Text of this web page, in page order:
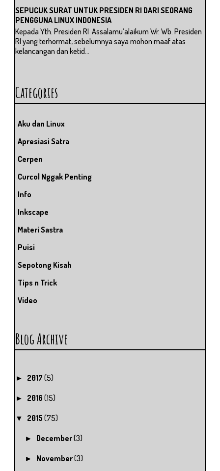
SEPUCUK SURAT UNTUK PRESIDEN RI DARI SEORANG
PENGGUNA LINUX INDONESIA
Kepada Yth. Presiden RI Assalamu’alaikum Wr. Wb. Presiden
RI yang terhormat, sebelumnya saya mohon maaf atas
kelancangan dan ketid...
Categories
Aku dan Linux
Apresiasi Satra
Cerpen
Curcol Nggak Penting
Info
Inkscape
Materi Sastra
Puisi
Sepotong Kisah
Tips n Trick
Video
Blog Archive
► 2017 (5)
► 2016 (15)
▼ 2015 (75)
► December(3)
► November(3)